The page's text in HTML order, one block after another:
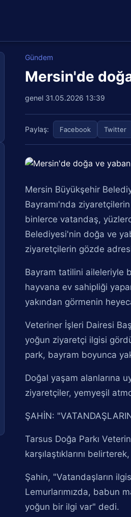
Gündem
Mersin'de
genel 31.05.2026 13:39
Paylaş: Facebook Twitter
Mersin Büyükşehir
Bayramı'nda
binlerce vatandaş,
Belediyesi'nin doğa ve
ziyaretçilerin gözde
Bayram tatilini aileleriyle
hayvana ev sahipliği
yakından görmenin
Veteriner İşleri Dairesi
yoğun ziyaretçi ilgisi
park, bayram boyunca
Doğal yaşam alanlarına
ziyaretçiler, yemyeşil
ŞAHİN:
Tarsus Doğa Parkı
karşılaştıklarını
Şahin, "Vatandaşların
Lemurlarımızda, babun
yoğun bir ilgi var" dedi.